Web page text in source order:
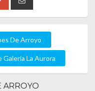
De Arroyo
Galería La Aurora
ARROYO